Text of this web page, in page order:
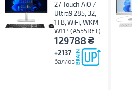
27 Touch AiO /
Ultra9 285, 32,
1TB, WiFi, WKM,
W11P (A55SRET)
129788₴
+2137
баллов